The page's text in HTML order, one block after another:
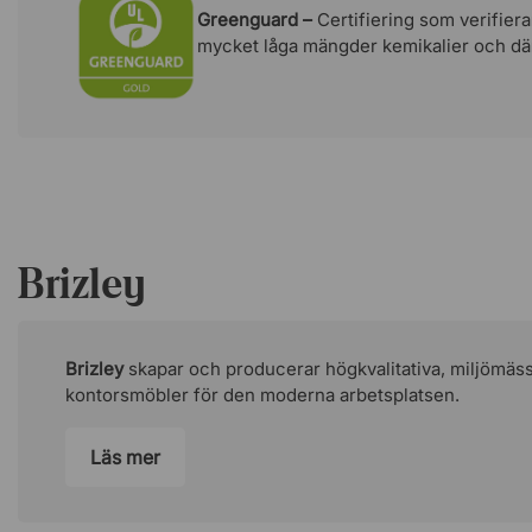
Femstjärnigt fotkryss.
Övrigt
Vunnit designutmärkelsen IF.
Greenguard –Certifiering som
mycket låga mängder kemikalier och
Brizley
Brizleyskapar och producerar högkvalitativa,
kontorsmöbler för den moderna arbetsplatsen.
Läs mer